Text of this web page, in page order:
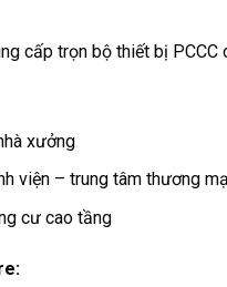
cấp trọn bộ thiết bị PCCC
xưởng
viện – trung tâm thương
cư cao tầng